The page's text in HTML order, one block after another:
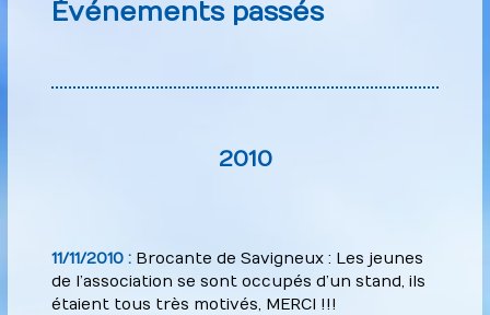
Événements passés
2010
11/11/2010 : Brocante de Savigneux : Les jeunes
de l’association se sont occupés d’un stand, ils
étaient tous très motivés, MERCI !!!